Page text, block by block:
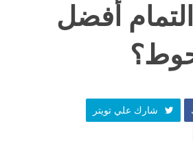
أفضل
شارك علي تويتر